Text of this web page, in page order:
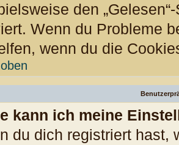
den
Wenn du Probleme
wenn du die
kann ich meine
du dich registriert hast,